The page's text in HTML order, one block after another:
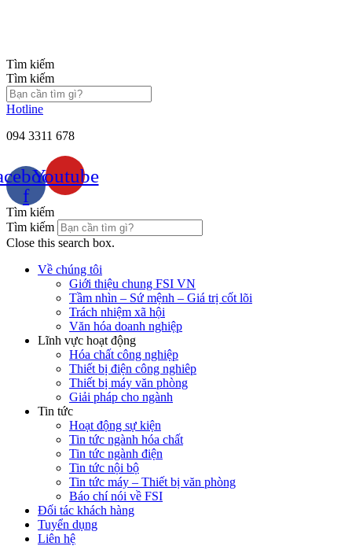
Tìm kiếm
Tìm kiếm
Hotline
094 3311 678
f
Youtube
Tìm kiếm
Tìm kiếm
Close this search box.
Về chúng tôi
Giới thiệu chung FSI VN
Tầm nhìn – Sứ mệnh – Giá trị cốt lõi
Trách nhiệm xã hội
Văn hóa doanh nghiệp
Lĩnh vực hoạt động
Hóa chất công nghiệp
Thiết bị điện công nghiêp
Thiết bị máy văn phòng
Giải pháp cho ngành
Tin tức
Hoạt động sự kiện
Tin tức ngành hóa chất
Tin tức ngành điện
Tin tức nội bộ
Tin tức máy – Thiết bị văn phòng
Báo chí nói về FSI
Đối tác khách hàng
Tuyển dụng
Liên hệ